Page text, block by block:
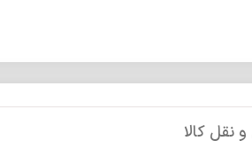
نقل کالا